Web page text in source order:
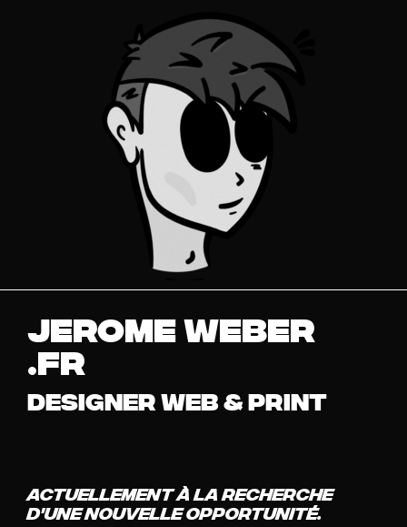
JEROME WEBER
.fr
DESIGNER WEB & PRINT
Actuellement à la recherche
d'une nouvelle opportunité.